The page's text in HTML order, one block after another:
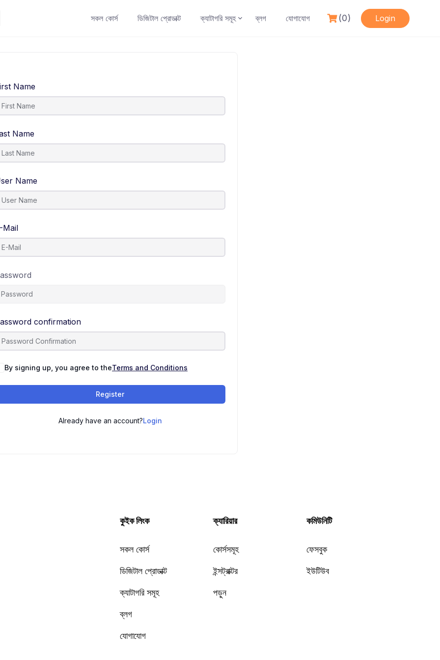
সকল কোর্স ডিজিটাল প্রোডাক্ট ক্যাটাগরি সমূহ ব্লগ যোগাযোগ (0) Login
Name
Name
Name
Mail
confirmation
By signing up, you agree to theTerms and Conditions
Register
Already have an account?Login
কুইক লিংক
সকল কোর্স
ডিজিটাল প্রোডাক্ট
ক্যাটাগরি সমূহ
ব্লগ
যোগাযোগ
ক্যারিয়ার
কোর্সসমূহ
ইন্সট্রাক্টর
পড়ুন
কমিউনিটি
ফেসবুক
ইউটিউব